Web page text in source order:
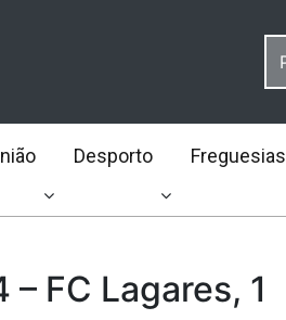
Desporto Freguesias
FC Lagares, 1